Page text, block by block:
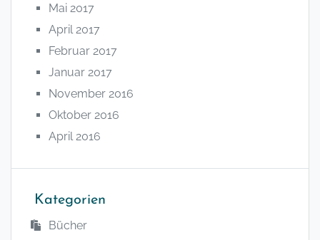
Mai 2017
April 2017
Februar 2017
Januar 2017
November 2016
Oktober 2016
April 2016
Kategorien
Bücher